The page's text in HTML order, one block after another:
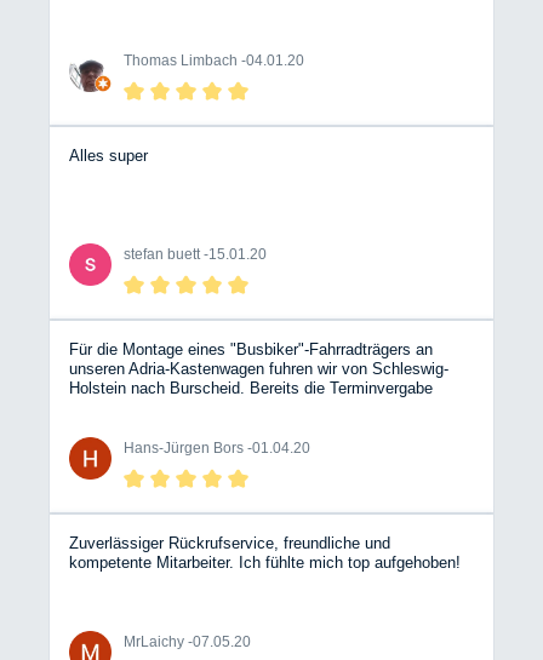
Thomas Limbach -04.01.20
Alles super
stefan buett -15.01.20
Für die Montage eines "Busbiker"-Fahrradträgers an
unseren Adria-Kastenwagen fuhren wir von Schleswig-
Holstein nach Burscheid. Bereits die Terminvergabe
unserem Womo übernachten. Das Personal am Empfang
und in der Werkstatt ist sehr freundlich und hilfsbereit.Die
Montage erfolgte im verabredeten Zeitrahmen. Schade,
Hans-Jürgen Bors -01.04.20
Zuverlässiger Rückrufservice, freundliche und
kompetente Mitarbeiter. Ich fühlte mich top aufgehoben!
MrLaichy -07.05.20